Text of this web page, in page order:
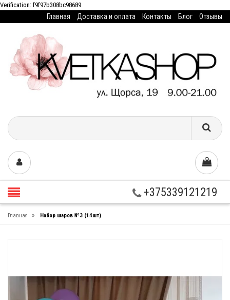
Verification: f9f97b308bc98689
Главная Доставка и оплата Контакты Блог Отзывы
+375339121219
Главная » Набор шаров №3 (14шт)